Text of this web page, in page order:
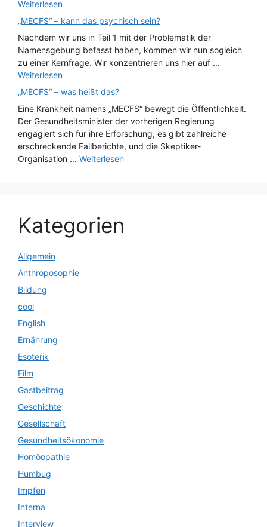
Weiterlesen
„MECFS“ – kann das psychisch sein?
Nachdem wir uns in Teil 1 mit der Problematik der
Namensgebung befasst haben, kommen wir nun sogleich
zu einer Kernfrage. Wir konzentrieren uns hier auf ...
Weiterlesen
„MECFS“ – was heißt das?
Eine Krankheit namens „MECFS“ bewegt die Öffentlichkeit.
Der Gesundheitsminister der vorherigen Regierung
engagiert sich für ihre Erforschung, es gibt zahlreiche
erschreckende Fallberichte, und die Skeptiker-
Organisation ... Weiterlesen
Kategorien
Allgemein
Anthroposophie
Bildung
cool
English
Ernährung
Esoterik
Film
Gastbeitrag
Geschichte
Gesellschaft
Gesundheitsökonomie
Homöopathie
Humbug
Impfen
Interna
Interview